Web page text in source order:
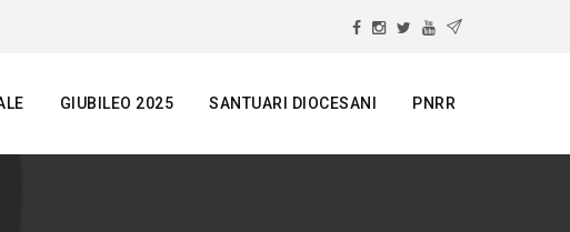
GIUBILEO 2025 SANTUARI DIOCESANI PNRR